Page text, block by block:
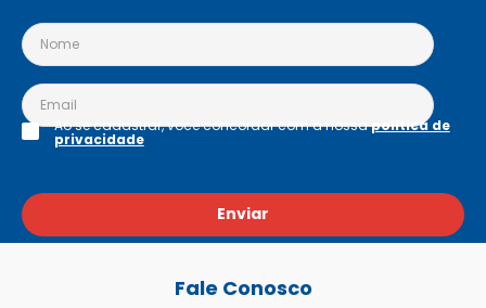
Enviar
Ao se cadastrar, você concordar com a nossapolítica de
privacidade
Fale Conosco